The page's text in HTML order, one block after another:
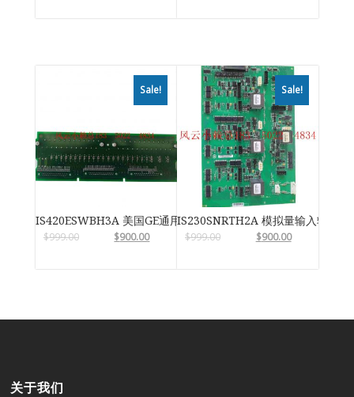
Sale!
IS420ESWBH3A 美国GE通用电气
$999.00 $900.00
Sale!
IS230SNRTH2A 模拟量输入输出模
$999.00 $900.00
关于我们